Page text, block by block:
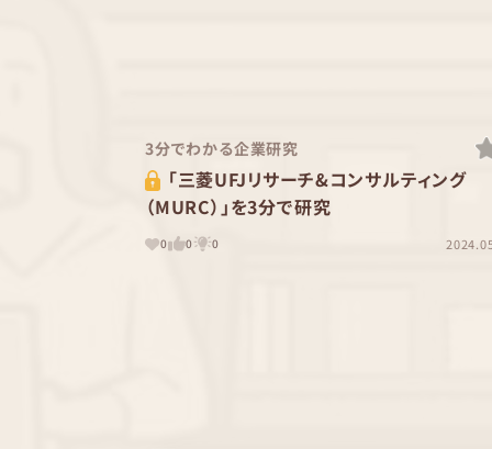
3分でわかる企業研究
「三菱UFJリサーチ&コンサルティング
（MURC）」を3分で研究
0 0 0